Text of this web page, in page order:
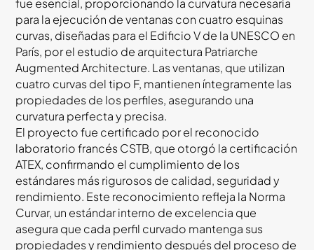
para la ejecución de ventanas con cuatro esquinas
curvas, diseñadas para el Edificio V de la UNESCO en
París, por el estudio de arquitectura Patriarche
Augmented Architecture. Las ventanas, que utilizan
cuatro curvas del tipo F, mantienen íntegramente las
propiedades de los perfiles, asegurando una
curvatura perfecta y precisa.
El proyecto fue certificado por el reconocido
laboratorio francés CSTB, que otorgó la certificación
ATEX, confirmando el cumplimiento de los
estándares más rigurosos de calidad, seguridad y
rendimiento. Este reconocimiento refleja la Norma
Curvar, un estándar interno de excelencia que
asegura que cada perfil curvado mantenga sus
propiedades y rendimiento después del proceso de